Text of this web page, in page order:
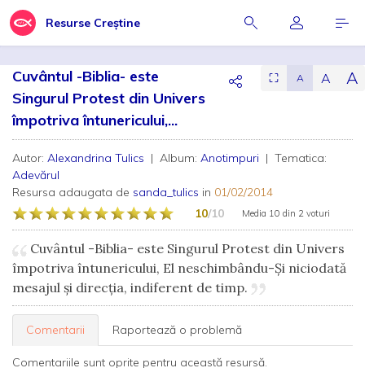
Resurse Creștine
Cuvântul -Biblia- este
Singurul Protest din Univers
împotriva întunericului,...
⛶ A A A
Autor: Alexandrina Tulics | Album: Anotimpuri | Tematica:
Adevărul
Resursa adaugata de sanda_tulics in 01/02/2014
10/10 Media 10 din 2 voturi
Cuvântul -Biblia- este Singurul Protest din Univers
împotriva întunericului, El neschimbându-Şi niciodată
mesajul şi direcţia, indiferent de timp.
Comentarii Raportează o problemă
Comentariile sunt oprite pentru această resursă.